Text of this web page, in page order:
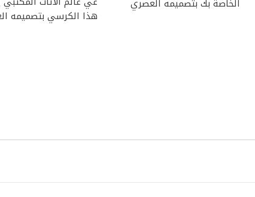
الخاصة بك بتصميمه العصري
هذا الكرسي بتصميمه